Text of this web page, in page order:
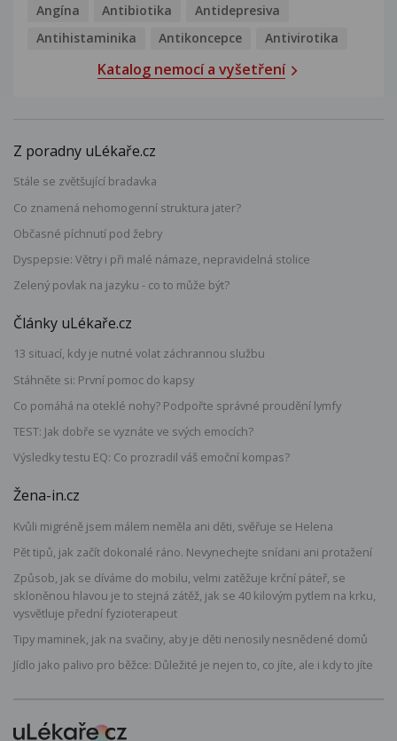
Angína
Antibiotika
Antidepresiva
Antihistaminika
Antikoncepce Antivirotika
Katalog nemocí a vyšetření
Z poradny uLékaře.cz
Stále se zvětšující bradavka
Co znamená nehomogenní struktura jater?
Občasné píchnutí pod žebry
Dyspepsie: Větry i při malé námaze, nepravidelná stolice
Zelený povlak na jazyku - co to může být?
Články uLékaře.cz
13 situací, kdy je nutné volat záchrannou službu
Stáhněte si: První pomoc do kapsy
Co pomáhá na oteklé nohy? Podpořte správné proudění lymfy
TEST: Jak dobře se vyznáte ve svých emocích?
Výsledky testu EQ: Co prozradil váš emoční kompas?
Žena-in.cz
Kvůli migréně jsem málem neměla ani děti, svěřuje se Helena
Pět tipů, jak začít dokonalé ráno. Nevynechejte snídani ani protažení
Způsob, jak se díváme do mobilu, velmi zatěžuje krční páteř, se
skloněnou hlavou je to stejná zátěž, jak se 40 kilovým pytlem na krku,
vysvětluje přední fyzioterapeut
Tipy maminek, jak na svačiny, aby je děti nenosily nesnědené domů
Jídlo jako palivo pro běžce: Důležité je nejen to, co jíte, ale i kdy to jíte